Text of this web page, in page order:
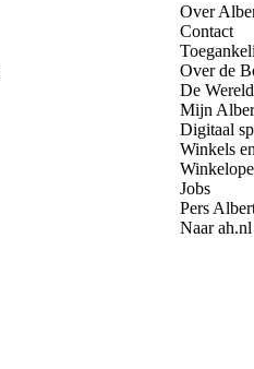
Over
Contact
Over de
De
Mijn
Digitaal
Winkels
Jobs
Pers
Naar ah.nl